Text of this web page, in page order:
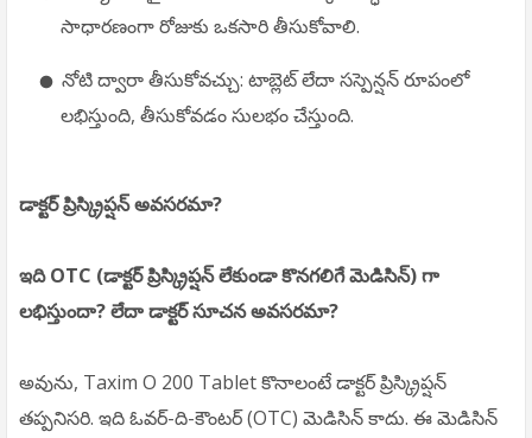
సాధారణంగా రోజుకు ఒకసారి తీసుకోవాలి.
నోటి ద్వారా తీసుకోవచ్చు: టాబ్లెట్ లేదా సస్పెన్షన్ రూపంలో
లభిస్తుంది, తీసుకోవడం సులభం చేస్తుంది.
డాక్టర్ ప్రిస్క్రిప్షన్ అవసరమా?
ఇది OTC (డాక్టర్ ప్రిస్క్రిప్షన్ లేకుండా కొనగలిగే మెడిసిన్) గా
లభిస్తుందా? లేదా డాక్టర్ సూచన అవసరమా?
అవును, Taxim O 200 Tabletకొనాలంటే డాక్టర్ ప్రిస్క్రిప్షన్
తప్పనిసరి. ఇది ఓవర్-ది-కౌంటర్ (OTC) మెడిసిన్ కాదు. ఈ మెడిసిన్